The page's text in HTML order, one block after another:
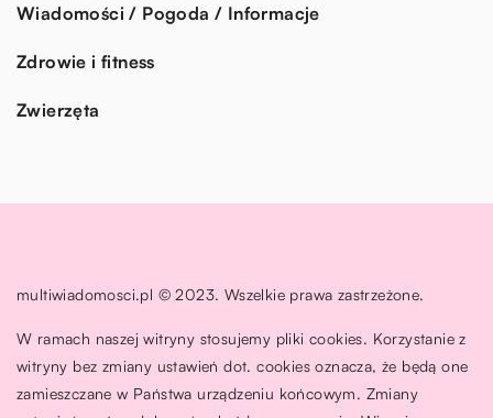
Wiadomości / Pogoda / Informacje
Zdrowie i fitness
Zwierzęta
multiwiadomosci.pl © 2023. Wszelkie prawa zastrzeżone.
W ramach naszej witryny stosujemy pliki cookies. Korzystanie z
witryny bez zmiany ustawień dot. cookies oznacza, że będą one
zamieszczane w Państwa urządzeniu końcowym. Zmiany